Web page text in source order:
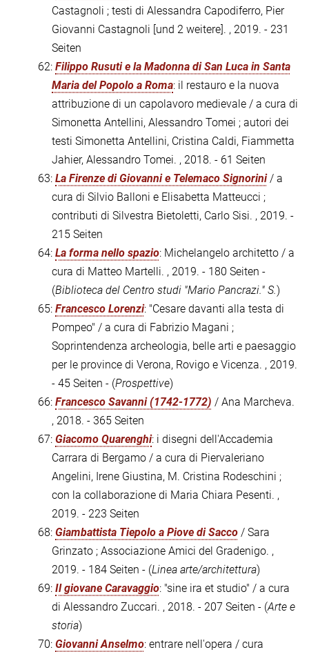
Castagnoli ; testi di Alessandra Capodiferro, Pier
Giovanni Castagnoli [und 2 weitere]. , 2019. - 231
Seiten
62: Filippo Rusuti e la Madonna di San Luca in Santa
Maria del Popolo a Roma: il restauro e la nuova
attribuzione di un capolavoro medievale / a cura di
Simonetta Antellini, Alessandro Tomei ; autori dei
testi Simonetta Antellini, Cristina Caldi, Fiammetta
Jahier, Alessandro Tomei. , 2018. - 61 Seiten
63: La Firenze di Giovanni e Telemaco Signorini/ a
cura di Silvio Balloni e Elisabetta Matteucci ;
contributi di Silvestra Bietoletti, Carlo Sisi. , 2019. -
215 Seiten
64: La forma nello spazio: Michelangelo architetto / a
cura di Matteo Martelli. , 2019. - 180 Seiten -
(Biblioteca del Centro studi "Mario Pancrazi." S.)
65: Francesco Lorenzi: "Cesare davanti alla testa di
Pompeo" / a cura di Fabrizio Magani ;
Soprintendenza archeologia, belle arti e paesaggio
per le province di Verona, Rovigo e Vicenza. , 2019.
- 45 Seiten - (Prospettive)
66: Francesco Savanni (1742-1772) / Ana Marcheva.
, 2018. - 365 Seiten
67: Giacomo Quarenghi: i disegni dell'Accademia
Carrara di Bergamo / a cura di Piervaleriano
Angelini, Irene Giustina, M. Cristina Rodeschini ;
con la collaborazione di Maria Chiara Pesenti. ,
2019. - 223 Seiten
68: Giambattista Tiepolo a Piove di Sacco / Sara
Grinzato ; Associazione Amici del Gradenigo. ,
2019. - 184 Seiten - (Linea arte/architettura)
69: Il giovane Caravaggio: "sine ira et studio" / a cura
di Alessandro Zuccari. , 2018. - 207 Seiten - (Arte e
storia)
70: Giovanni Anselmo: entrare nell'opera / cura